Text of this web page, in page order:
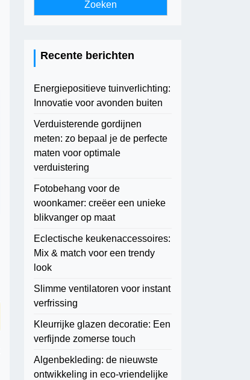
Recente berichten
Energiepositieve tuinverlichting:
Innovatie voor avonden buiten
Verduisterende gordijnen
meten: zo bepaal je de perfecte
maten voor optimale
verduistering
Fotobehang voor de
woonkamer: creëer een unieke
blikvanger op maat
Eclectische keukenaccessoires:
Mix & match voor een trendy
look
Slimme ventilatoren voor instant
verfrissing
Kleurrijke glazen decoratie: Een
verfijnde zomerse touch
Algenbekleding: de nieuwste
ontwikkeling in eco-vriendelijke